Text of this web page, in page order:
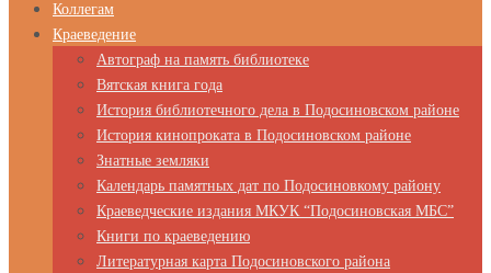
Коллегам
Краеведение
Автограф на память библиотеке
Вятская книга года
История библиотечного дела в Подосиновском районе
История кинопроката в Подосиновском районе
Знатные земляки
Календарь памятных дат по Подосиновкому району
Краеведческие издания МКУК “Подосиновская МБС”
Книги по краеведению
Литературная карта Подосиновского района